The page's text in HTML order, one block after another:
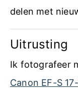
delen met
Uitrusting
Ik fotografeer
Canon EF-S